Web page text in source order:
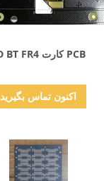
PCB کارت SD BT FR4
اکنون تماس بگیرید